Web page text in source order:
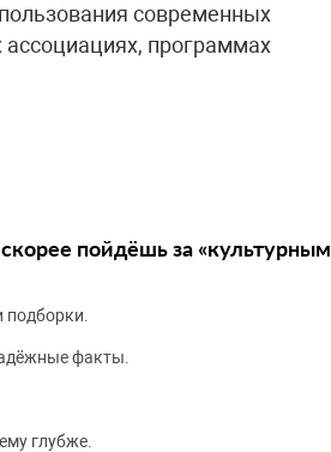
современных
программах
пойдёшь за «культурным
факты.
глубже.